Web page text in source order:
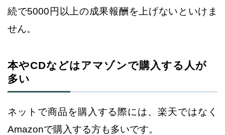
続で5000円以上の成果報酬 を上げないといけま
せん。
本やCDなどはアマゾンで購入する人が
多い
ネットで商品を購入する際には、楽天ではなく
Amazonで購入する方も多いです。